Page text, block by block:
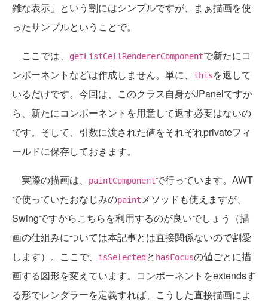
雑な表示」という割にはシンプルですが、まぁ描画を使
ったサンプルということで。
ここでは、 getListCellRendererComponentで新たにコ
ンポーネントなどは作成しません。単に、
thisを返して
いるだけです。今回は、このクラス自身がJPanelですか
ら、新たにコンポーネントを用意して返す必要はないの
です。そして、引数に渡された値をそれぞれprivateフィ
ールドに保存しておきます。
実際の描画は、 paintComponentで行っています。AWT
で使っていたおなじみのpaintメソッドも使えますが、
Swingですからこちらを利用するのが良いでしょう（描
画の仕組みについては本記事とは直接関係ないので割愛
します）。ここで、
isSelected と hasFocusの値ごとに描
画する図形を変えています。コンポーネントをextendsす
る形でレンダラーを定義すれば、こうした直接描画によ